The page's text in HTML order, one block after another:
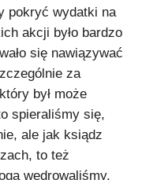
pokryć wydatki na
akcji było bardzo
się nawiązywać
za
był może
spieraliśmy się,
ale jak ksiądz
to też
wędrowaliśmy.